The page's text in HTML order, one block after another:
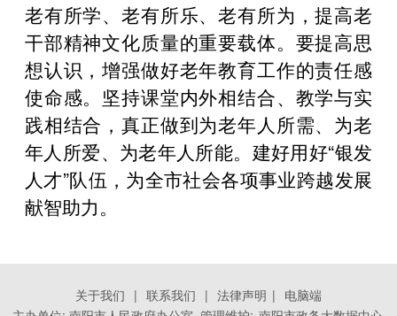
老有所学、老有所乐、老有所为，提高老
干部精神文化质量的重要载体。要提高思
想认识，增强做好老年教育工作的责任感
使命感。坚持课堂内外相结合、教学与实
践相结合，真正做到为老年人所需、为老
年人所爱、为老年人所能。建好用好“银发
人才”队伍，为全市社会各项事业跨越发展
献智助力。
关于我们 | 联系我们 | 法律声明 | 电脑端